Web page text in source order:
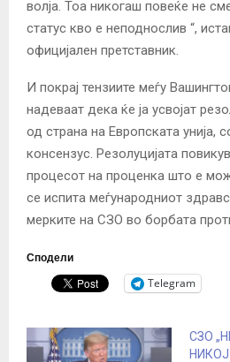
волја. Тоа никогаш повеќе не
статус кво е неподнослив “,
официјален претставник.
И покрај тензиите меѓу
надеваат дека ќе ја усвојат
од страна на Европската унија,
консензус. Резолуцијата
процесот на проценка што е
се испита меѓународниот
мерките на СЗО во борбата
Сподели
Telegram
СЗО